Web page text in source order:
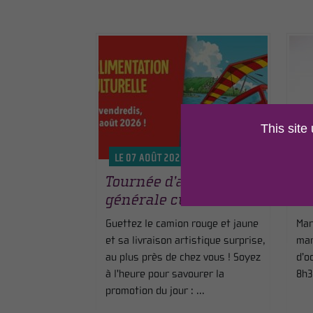
LE 07 AOÛT 2026
Tournée d’alimentation
générale culturelle
Guettez le camion rouge et jaune
et sa livraison artistique surprise,
au plus près de chez vous ! Soyez
à l'heure pour savourer la
promotion du jour : ...
This site